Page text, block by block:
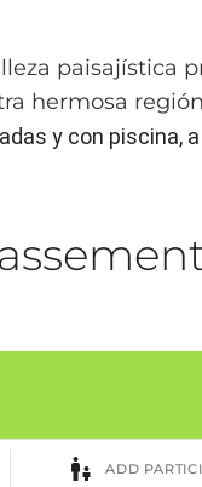
paisajística
hermosa
y con piscina,